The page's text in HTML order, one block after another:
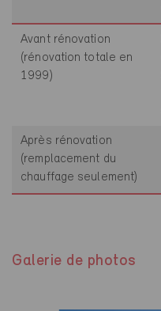
Avant rénovation
(rénovation totale en
1999)
Après rénovation
(remplacement du
chauffage seulement)
Galerie de photos